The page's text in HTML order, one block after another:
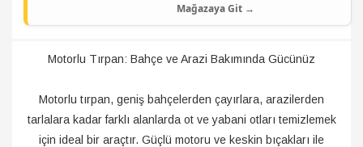
Mağazaya Git →
Motorlu Tırpan: Bahçe ve Arazi Bakımında Gücünüz
Motorlu tırpan, geniş bahçelerden çayırlara, arazilerden
tarlalara kadar farklı alanlarda ot ve yabani otları temizlemek
için ideal bir araçtır. Güçlü motoru ve keskin bıçakları ile